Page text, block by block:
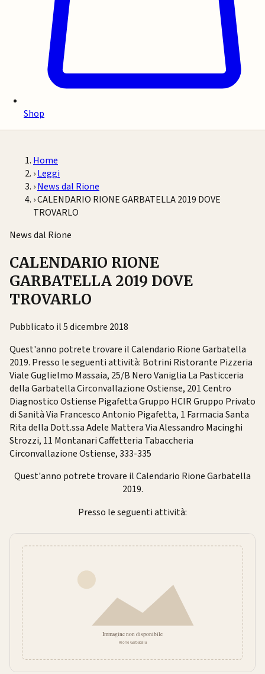
Shop
Home
›Leggi
›News dal Rione
›CALENDARIO RIONE GARBATELLA 2019 DOVE
TROVARLO
News dal Rione
CALENDARIO RIONE
GARBATELLA 2019 DOVE
TROVARLO
Pubblicato il 5 dicembre 2018
Quest'anno potrete trovare il Calendario Rione Garbatella
2019. Presso le seguenti attività: Botrini Ristorante Pizzeria
Viale Guglielmo Massaia, 25/B Nero Vaniglia La Pasticceria
della Garbatella Circonvallazione Ostiense, 201 Centro
Diagnostico Ostiense Pigafetta Gruppo HCIR Gruppo Privato
di Sanità Via Francesco Antonio Pigafetta, 1 Farmacia Santa
Rita della Dott.ssa Adele Mattera Via Alessandro Macinghi
Strozzi, 11 Montanari Caffetteria Tabaccheria
Circonvallazione Ostiense, 333-335
Quest'anno potrete trovare il Calendario Rione Garbatella
2019.
Presso le seguenti attività: